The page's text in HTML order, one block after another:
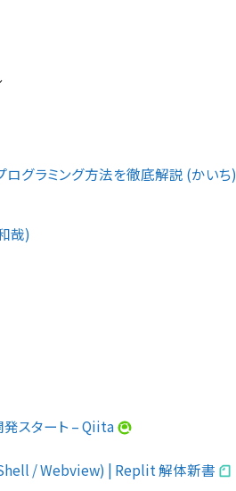
ログラミング方法を徹底解説 (かいち)
哉)
スタート – Qiita
/ Webview) | Replit 解体新書